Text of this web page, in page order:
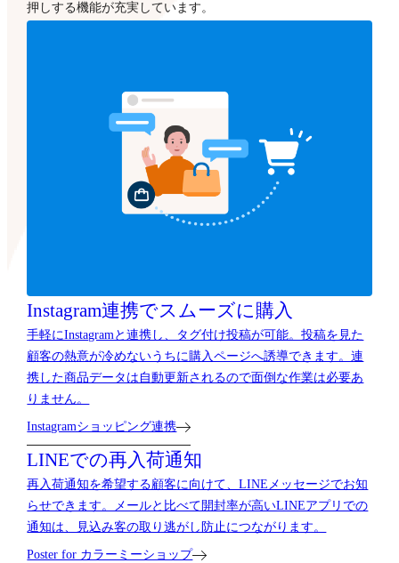
押しする機能が充実しています。
Instagram連携でスムーズに購入
手軽にInstagramと連携し、タグ付け投稿が可能。投稿を見た
顧客の熱意が冷めないうちに購入ページへ誘導できます。連
携した商品データは自動更新されるので面倒な作業は必要あ
りません。
Instagramショッピング連携
LINEでの再入荷通知
再入荷通知を希望する顧客に向けて、LINEメッセージでお知
らせできます。メールと比べて開封率が高いLINEアプリでの
通知は、見込み客の取り逃がし防止につながります。
Poster for カラーミーショップ